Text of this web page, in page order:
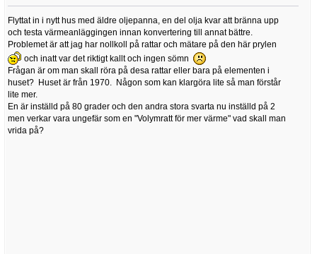
Flyttat in i nytt hus med äldre oljepanna, en del olja kvar att bränna upp
och testa värmeanläggingen innan konvertering till annat bättre.
Problemet är att jag har nollkoll på rattar och mätare på den här prylen
och inatt var det riktigt kallt och ingen sömn
Frågan är om man skall röra på desa rattar eller bara på elementen i
huset? Huset är från 1970. Någon som kan klargöra lite så man förstår
lite mer.
En är inställd på 80 grader och den andra stora svarta nu inställd på 2
men verkar vara ungefär som en "Volymratt för mer värme" vad skall man
vrida på?